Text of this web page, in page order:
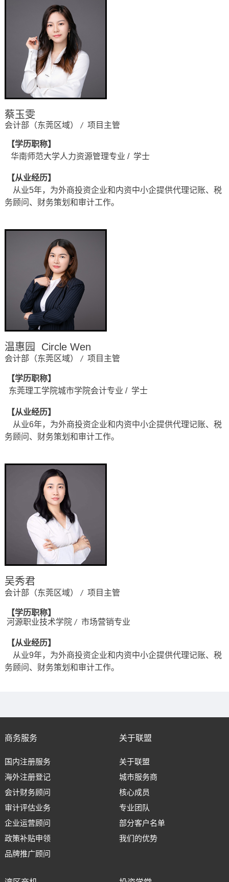
蔡玉雯
会计部（东莞区域） / 项目主管
【学历职称】
华南师范大学人力资源管理专业 / 学士
【从业经历】
从业5年，为外商投资企业和内资中小企提供代理记账、税
务顾问、财务策划和审计工作。
温惠园 Circle Wen
会计部（东莞区域） / 项目主管
【学历职称】
东莞理工学院城市学院会计专业 / 学士
【从业经历】
从业6年，为外商投资企业和内资中小企提供代理记账、税
务顾问、财务策划和审计工作。
吴秀君
会计部（东莞区域） / 项目主管
【学历职称】
河源职业技术学院/ 市场营销专业
【从业经历】
从业9年，为外商投资企业和内资中小企提供代理记账、税
务顾问、财务策划和审计工作。
商务服务
国内注册服务
海外注册登记
会计财务顾问
审计评估业务
企业运营顾问
政策补贴申领
品牌推广顾问
关于联盟
关于联盟
城市服务商
核心成员
专业团队
部分客户名单
我们的优势